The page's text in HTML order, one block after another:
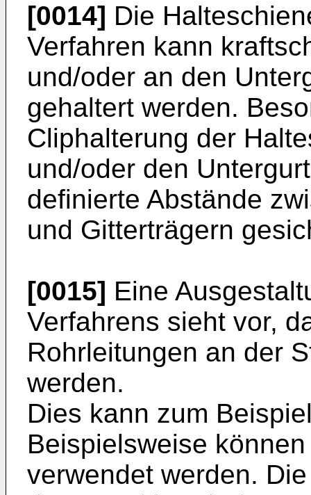
[0014] Die
Verfahren kann
und/oder an den
gehaltert werden.
Cliphalterung der
und/oder den
definierte Abstände
und Gitterträgern
[0015] Eine
Verfahrens sieht vor,
Rohrleitungen an der
werden.
Dies kann zum
Beispielsweise
verwendet werden.